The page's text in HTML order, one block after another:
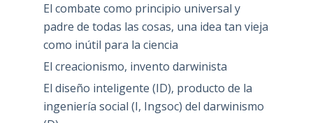
El combate como principio universal y
padre de todas las cosas, una idea tan vieja
como inútil para la ciencia
El creacionismo, invento darwinista
El diseño inteligente (ID), producto de la
ingeniería social (I, Ingsoc) del darwinismo